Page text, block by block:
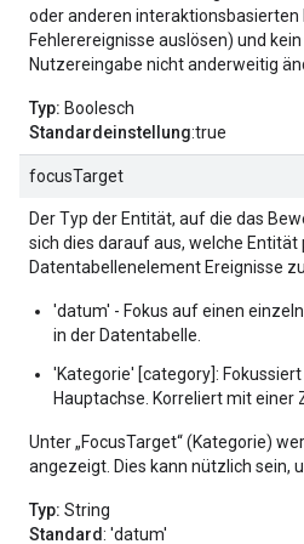
oder anderen interaktionsbasierten
Fehlerereignisse auslösen) und
Nutzereingabe nicht anderweitig
Typ: Boolesch
Standardeinstellung:true
focusTarget
Der Typ der Entität, auf die das
sich dies darauf aus, welche
Datentabellenelement Ereignisse
'datum' - Fokus auf einen
in der Datentabelle.
'Kategorie' [category]:
Hauptachse. Korreliert mit einer
Unter „FocusTarget“ (Kategorie)
angezeigt. Dies kann nützlich sein,
Typ: String
Standard: 'datum'